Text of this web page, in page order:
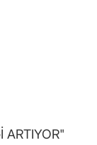
ARTIYOR"